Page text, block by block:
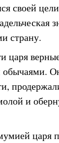
своей
страну.
царя
и
царя